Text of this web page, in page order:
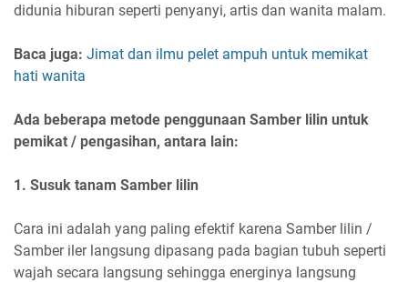
didunia hiburan seperti penyanyi, artis dan wanita malam.
Baca juga: Jimat dan ilmu pelet ampuh untuk memikat
hati wanita
Ada beberapa metode penggunaan Samber lilin untuk
pemikat / pengasihan, antara lain:
1. Susuk tanam Samber lilin
Cara ini adalah yang paling efektif karena Samber lilin /
Samber iler langsung dipasang pada bagian tubuh seperti
wajah secara langsung sehingga energinya langsung